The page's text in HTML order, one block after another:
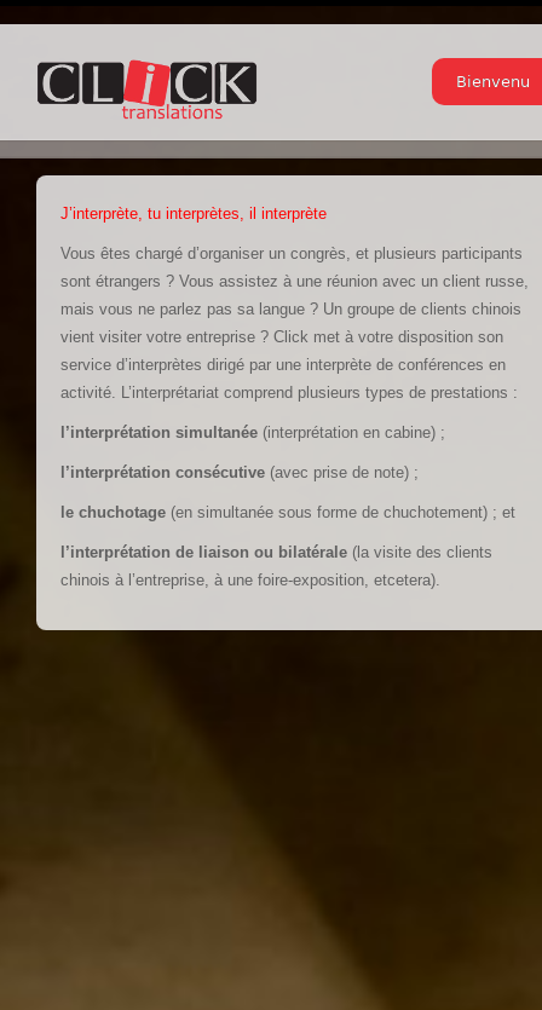
Bienvenu
J’interprète, tu interprètes, il interprète
Vous êtes chargé d’organiser un congrès, et plusieurs participants
sont étrangers ? Vous assistez à une réunion avec un client russe,
mais vous ne parlez pas sa langue ? Un groupe de clients chinois
vient visiter votre entreprise ? Click met à votre disposition son
service d’interprètes dirigé par une interprète de conférences en
activité. L’interprétariat comprend plusieurs types de prestations :
l’interprétation simultanée (interprétation en cabine) ;
l’interprétation consécutive (avec prise de note) ;
le chuchotage (en simultanée sous forme de chuchotement) ; et
l’interprétation de liaison ou bilatérale (la visite des clients
chinois à l’entreprise, à une foire-exposition, etcetera).